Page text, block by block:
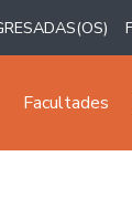
Facultades